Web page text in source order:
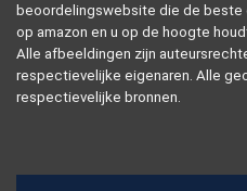
beoordelingswebsite die de beste
op amazon en u op de hoogte
Alle afbeeldingen zijn
respectievelijke eigenaren. Alle
respectievelijke bronnen.